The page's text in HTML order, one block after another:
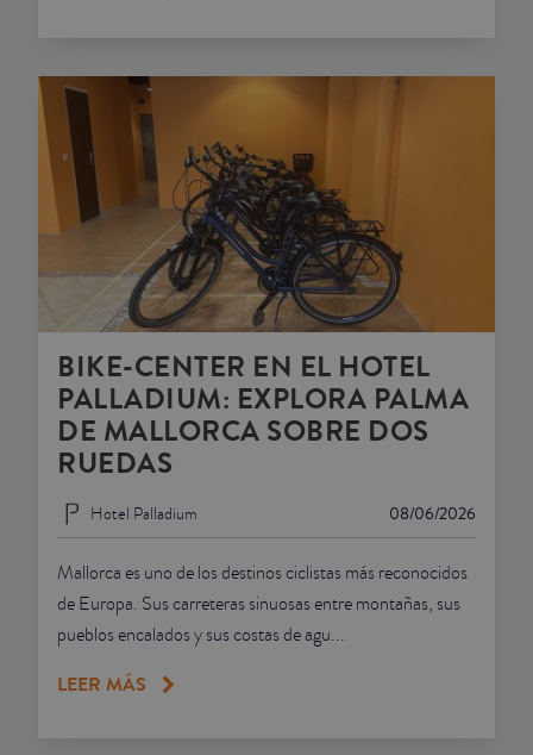
BIKE-CENTER EN EL HOTEL
PALLADIUM: EXPLORA PALMA
DE MALLORCA SOBRE DOS
RUEDAS
08/06/2026
Hotel Palladium
Mallorca es uno de los destinos ciclistas más reconocidos
de Europa. Sus carreteras sinuosas entre montañas, sus
pueblos encalados y sus costas de agu...
LEER MÁS